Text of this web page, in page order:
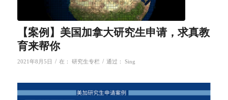
【案例】美国加拿大研究生申请，求真教
育来帮你
2021年8月5日 / 在： 研究生专栏 / 通过： Sing